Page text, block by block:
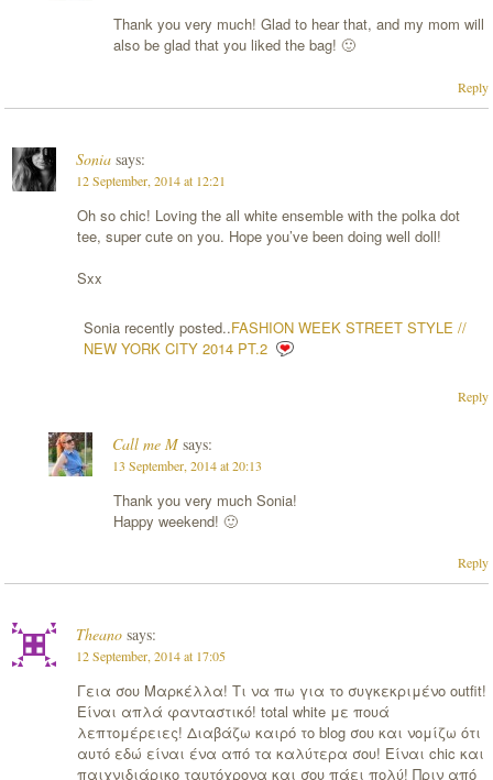
Thank you very much! Glad to hear that, and my mom will
also be glad that you liked the bag! 🙂
Reply
Sonia says:
12 September, 2014 at 12:21
Oh so chic! Loving the all white ensemble with the polka dot
tee, super cute on you. Hope you’ve been doing well doll!
Sxx
Sonia recently posted..FASHION WEEK STREET STYLE //
NEW YORK CITY 2014 PT.2
Reply
Call me M says:
13 September, 2014 at 20:13
Thank you very much Sonia!
Happy weekend! 🙂
Reply
Theano says:
12 September, 2014 at 17:05
Γεια σου Μαρκέλλα! Τι να πω για το συγκεκριμένο outfit!
Είναι απλά φανταστικό! total white με πουά
λεπτομέρειες! Διαβάζω καιρό το blog σου και νομίζω ότι
αυτό εδώ είναι ένα από τα καλύτερα σου! Είναι chic και
παιχνιδιάρικο ταυτόχρονα και σου πάει πολύ! Πριν από